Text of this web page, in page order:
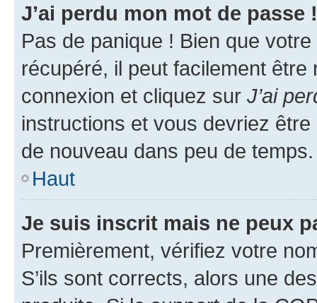
J’ai perdu mon mot de passe !
Pas de panique ! Bien que
récupéré, il peut facilement
connexion et cliquez sur J’ai
instructions et vous devriez
de nouveau dans peu de temps.
Haut
Je suis inscrit mais ne peux
Premièrement, vérifiez votre
S’ils sont corrects, alors une